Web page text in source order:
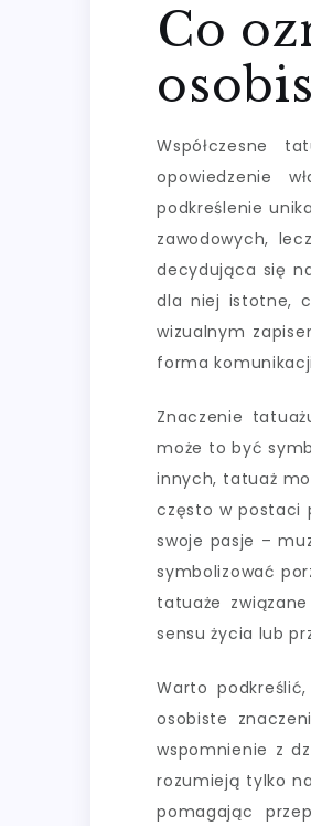
Co
Współczesne
opowiedzenie
podkreślenie
zawodowych,
decydująca się
dla niej istotne,
wizualnym
forma
Znaczenie
może to być
innych, tatuaż
często w postaci
swoje pasje –
symbolizować
tatuaże
sensu życia lub
Warto
osobiste
wspomnienie z
rozumieją tylko
pomagając